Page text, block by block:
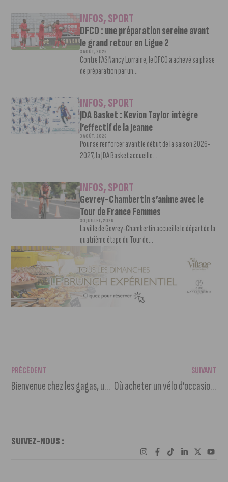
INFOS,SPORT
DFCO : une préparation sereine avant
le grand retour en Ligue 2
3 AOÛT, 2026
Contre l’AS Nancy Lorraine, le DFCO a achevé sa phase
de préparation par un...
INFOS,SPORT
JDA Basket : Kevion Taylor intègre
l’effectif de la Jeanne
3 AOÛT, 2026
Pour se renforcer avant le début de la saison 2026-
2027, la JDA Basket accueille...
INFOS,SPORT
Gevrey-Chambertin s’anime avec le
Tour de France Femmes
30 JUILLET, 2026
La ville de Gevrey-Chambertin accueille le départ de la
quatrième étape du Tour de...
PRÉCÉDENT
Bienvenue chez les gagas, une comédie de Alexis Henon
SUIVANT
Où acheter un vélo d’occasion à dijon et en faire ?
SUIVEZ-NOUS :